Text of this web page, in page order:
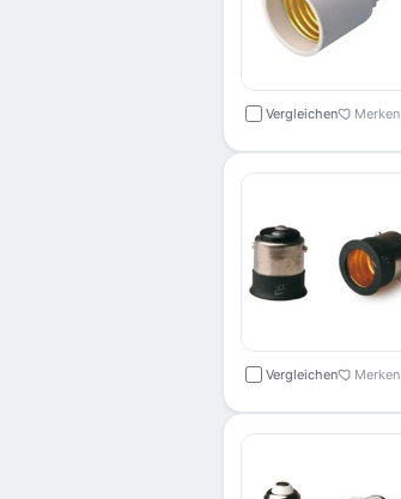
Vergleichen Merken
Vergleichen Merken